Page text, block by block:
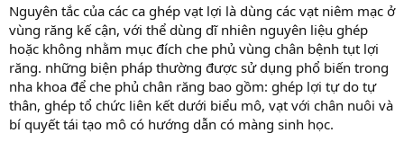
Nguyên tắc của các ca ghép vạt lợi là dùng các vạt niêm mạc ở
vùng răng kế cận, với thể dùng dĩ nhiên nguyên liệu ghép
hoặc không nhằm mục đích che phủ vùng chân bệnh tụt lợi
răng. những biện pháp thường được sử dụng phổ biến trong
nha khoa để che phủ chân răng bao gồm: ghép lợi tự do tự
thân, ghép tổ chức liên kết dưới biểu mô, vạt với chân nuôi và
bí quyết tái tạo mô có hướng dẫn có màng sinh học.